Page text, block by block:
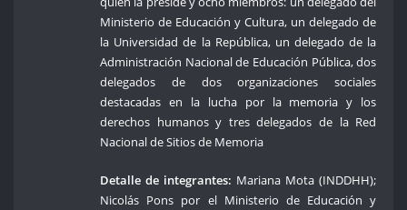
Ministerio de Educación y Cultura, un delegado de
la Universidad de la República, un delegado de la
Administración Nacional de Educación Pública, dos
delegados de dos organizaciones sociales
destacadas en la lucha por la memoria y los
derechos humanos y tres delegados de la Red
Nacional de Sitios de Memoria
Detalle de integrantes: Mariana Mota (INDDHH);
Nicolás Pons por el Ministerio de Educación y